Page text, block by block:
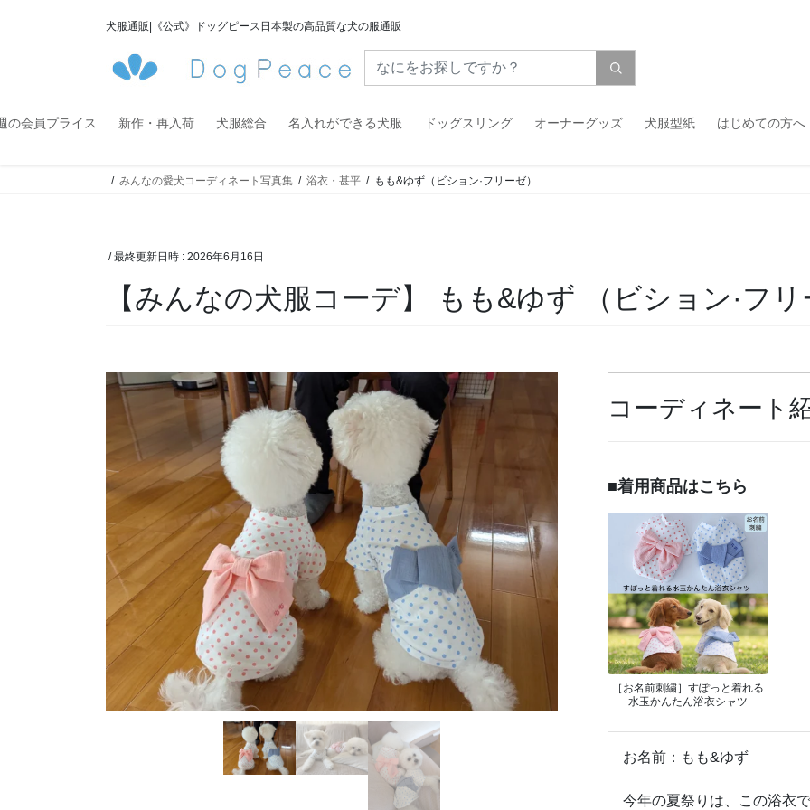
へ
ョ
犬服通販|《公式》ドッグピース日本製の高品質な犬の服通販
の会員プライス 新作・再入荷 犬服総合 名入れができる犬服 ドッグスリング オーナーグッズ 犬服型紙 はじめての方へ
みんなの愛犬コーディネート写真集 浴衣・甚平 もも&ゆず（ビション·フリーゼ）
/ 最終更新日時 : 2026年6月16日
【みんなの犬服コーデ】 もも&ゆず （ビション·フリ
コーディネート
■着用商品はこちら
［お名前刺繍］すぽっと着れる
水玉かんたん浴衣シャツ
お名前：もも&ゆず
今年の夏祭りは、この浴衣で